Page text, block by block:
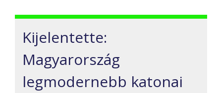
Kijelentette:
Magyarország
legmodernebb katonai